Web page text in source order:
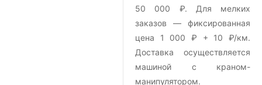
50 000 ₽. Для мелких
заказов — фиксированная
цена 1 000 ₽ + 10 ₽/км.
Доставка осуществляется
машиной с краном-
манипулятором.